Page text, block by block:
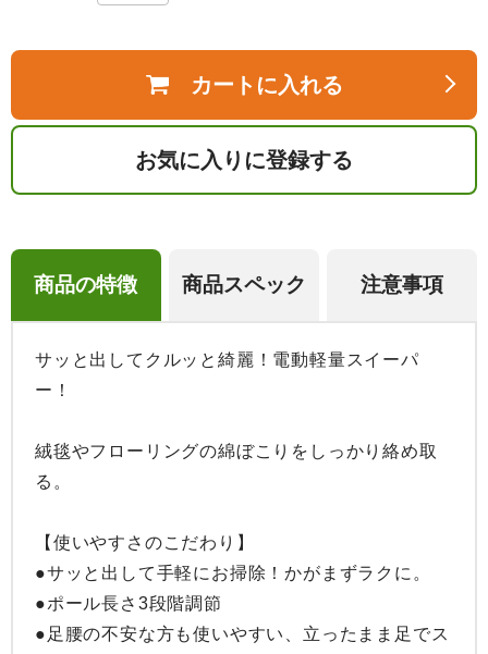
カートに入れる
お気に入りに登録する
商品の特徴 商品スペック 注意事項
サッと出してクルッと綺麗！電動軽量スイーパ
ー！
絨毯やフローリングの綿ぼこりをしっかり絡め取
る。
【使いやすさのこだわり】
●サッと出して手軽にお掃除！かがまずラクに。
●ポール長さ3段階調節
●足腰の不安な方も使いやすい、立ったまま足でス